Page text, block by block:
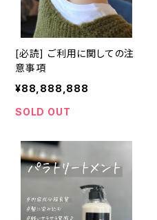
[必読] ご利用に関しての注
意事項
¥88,888,888
SOLD OUT